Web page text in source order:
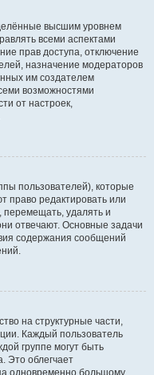
высшим уровнем
всеми аспектами
прав доступа, отключение
назначение модераторов
им создателем
возможностями
от настроек,
пользователей), которые
право редактировать или
перемещать, удалять и
отвечают. Основные задачи
содержания сообщений
на структурные части,
Каждый пользователь
группе могут быть
Это облегчает
одновременно большому